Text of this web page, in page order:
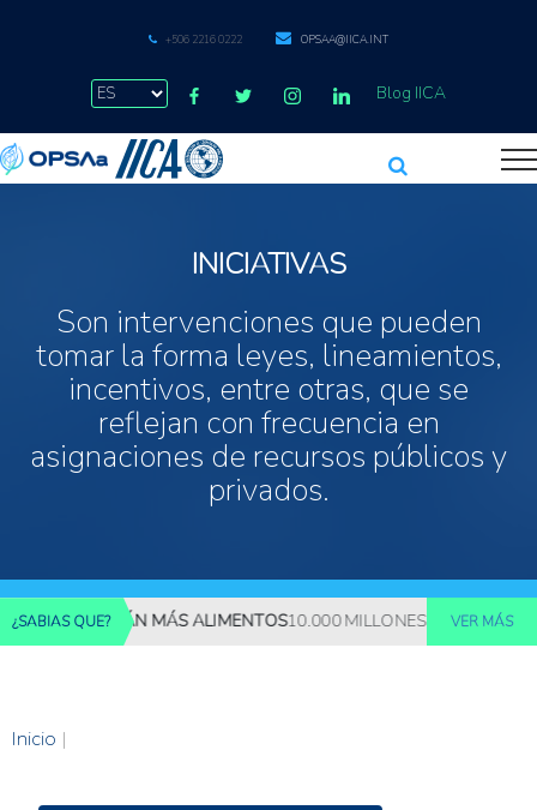
+506 2216 0222 OPSAA@IICA.INT
Blog IICA
INICIATIVAS
Son intervenciones que pueden
tomar la forma leyes, lineamientos,
incentivos, entre otras, que se
reflejan con frecuencia en
asignaciones de recursos públicos y
privados.
¿SABIAS QUE?MÁS ALIMENTOS10.000 MILLONES DE PERSONAS
VER MÁS
Inicio |